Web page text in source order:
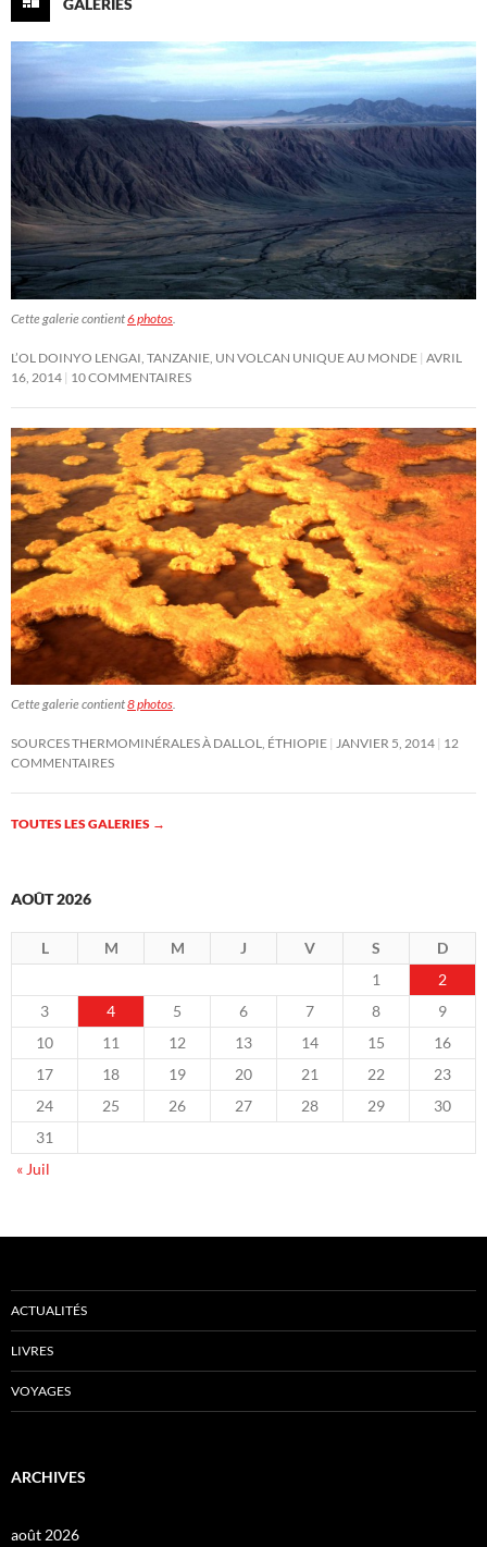
Cette galerie contient6 photos
L’OL DOINYO LENGAI, TANZANIE, UN VOLCAN UNIQUE AU MONDE AVRIL
16, 2014 10 COMMENTAIRES
Cette galerie contient8 photos.
SOURCES THERMOMINÉRALES À DALLOL, ÉTHIOPIE JANVIER 5, 2014 12
COMMENTAIRES
TOUTES LES GALERIES →
AOÛT 2026
L M M J V S
D
1
2
3
4 5 6 7 8
9
10
11 12 13 14 15
16
17
18 19 20 21 22
23
24
25 26 27 28 29
30
31
« Juil
ACTUALITÉS
LIVRES
VOYAGES
ARCHIVES
août 2026